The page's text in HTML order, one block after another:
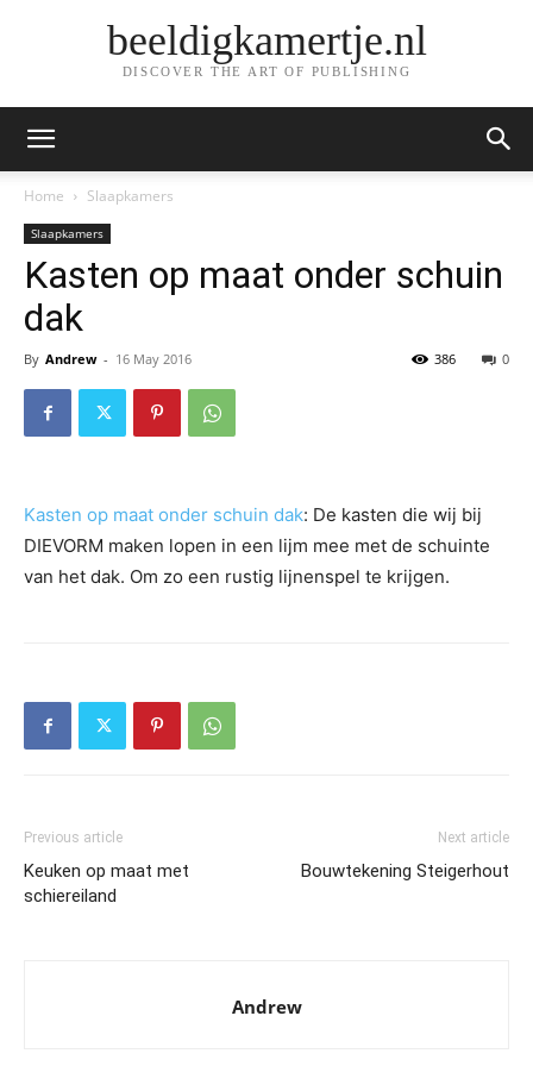
beeldigkamertje.nl
DISCOVER THE ART OF PUBLISHING
Home Slaapkamers
Slaapkamers
Kasten op maat onder schuin
dak
By Andrew - 16 May 2016 0
386
Kasten op maat onder schuin dak: De kasten die wij bij
DIEVORM maken lopen in een lijm mee met de schuinte
van het dak. Om zo een rustig lijnenspel te krijgen.
Previous article
Keuken op maat met
schiereiland
Next article
Bouwtekening Steigerhout
Andrew